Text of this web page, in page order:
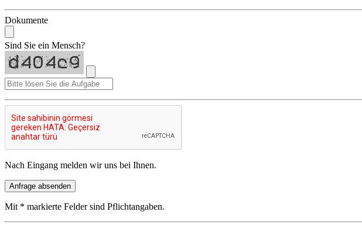
Dokumente
Sind Sie ein Mensch?
Nach Eingang melden wir uns bei Ihnen.
Anfrage absenden
Mit * markierte Felder sind Pflichtangaben.